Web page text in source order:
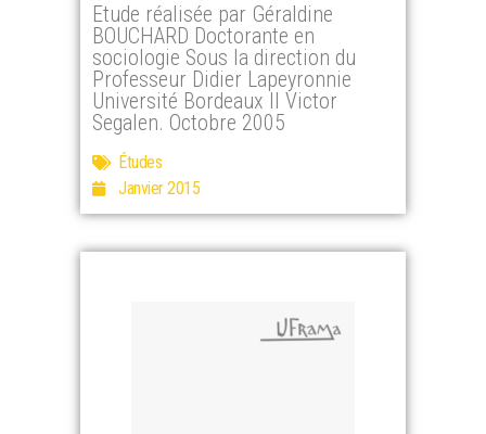
Etude réalisée par Géraldine
BOUCHARD Doctorante en
sociologie Sous la direction du
Professeur Didier Lapeyronnie
Université Bordeaux II Victor
Segalen. Octobre 2005
Études
Janvier 2015